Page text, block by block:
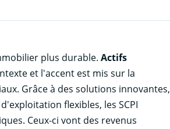
plus durable.Actifs
et l'accent est mis sur la
Grâce à des solutions innovantes,
flexibles, les SCPI
Ceux-ci vont des revenus